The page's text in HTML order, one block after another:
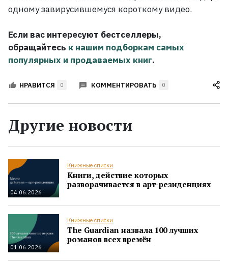
одному завирусившемуся короткому видео.
Если вас интересуют бестселлеры,
обращайтесь к нашим подборкам самых
популярных и продаваемых книг.
НРАВИТСЯ 0 КОММЕНТИРОВАТЬ 0
Другие новости
04.06.2026
Книжные списки
Книги, действие которых
разворачивается в арт-резиденциях
01.06.2026
Книжные списки
The Guardian назвала 100 лучших
романов всех времён